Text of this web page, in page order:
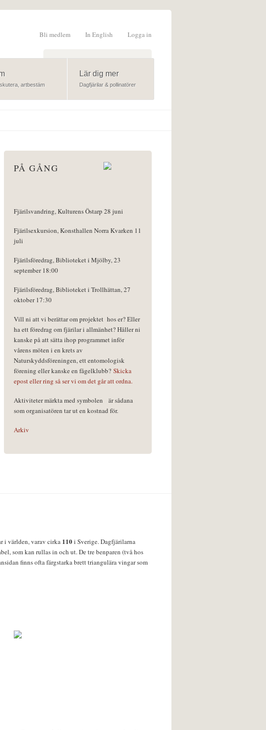
Logga in
In English
Bli medlem
Sökformulär
artbestäm
Lär dig mer
Dagfjärilar & pollinatörer
PÅ GÅNG
Fjärilsvandring, Kulturens Östarp 28 juni
Fjärilsexkursion, Konsthallen Norra Kvarken 11
juli
Fjärilsföredrag, Biblioteket i Mjölby, 23
september 18:00
Fjärilsföredrag, Biblioteket i Trollhättan, 27
oktober 17:30
Vill ni att vi berättar om projektet hos er? Eller
ha ett föredrag om fjärilar i allmänhet? Håller ni
kanske på att sätta ihop programmet inför
vårens möten i en krets av
Naturskyddsföreningen, ett entomologisk
förening eller kanske en fågelklubb? Skicka
epost eller ring så ser vi om det går att ordna.
Aktiviteter märkta med symbolen
är sådana
som organisatören tar ut en kostnad för.
Arkiv
i världen, varav cirka 110i Sverige. Dagfjärilarna
som kan rullas in och ut. De tre benparen (två hos
finns ofta färgstarka brett triangulära vingar som